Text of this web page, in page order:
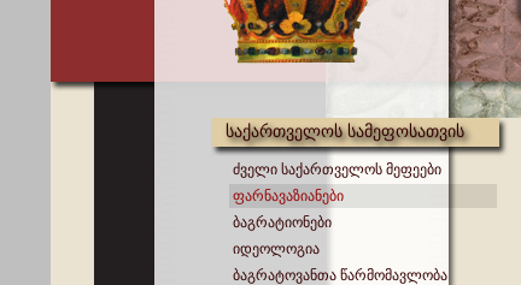
საქართველოს სამეფოსათვის
ძველი საქართველოს მეფეები
ფარნავაზიანები
ბაგრატიონები
იდეოლოგია
ბაგრატოვანთა წარმომავლობა